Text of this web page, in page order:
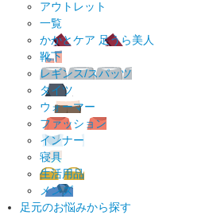
アウトレット
一覧
かかとケア 足うら美人
靴下
レギンス/スパッツ
タイツ
ウォーマー
ファッション
インナー
寝具
生活用品
メンズ
足元のお悩みから探す